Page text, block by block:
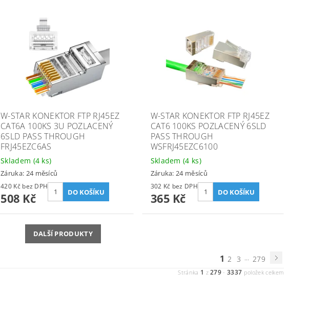
W-STAR KONEKTOR FTP RJ45EZ
CAT6A 100KS 3U POZLACENÝ
6SLD PASS THROUGH
FRJ45EZC6AS
Skladem (4 ks)
Záruka: 24 měsíců
420 Kč bez DPH
508 Kč
W-STAR KONEKTOR FTP RJ45EZ
CAT6 100KS POZLACENÝ 6SLD
PASS THROUGH
WSFRJ45EZC6100
Skladem(4 ks)
Záruka: 24 měsíců
302 Kč bez DPH
365 Kč
DALŠÍ PRODUKTY
1 2 3 ... 279
Stránka 1 z279 -3337 položek celkem